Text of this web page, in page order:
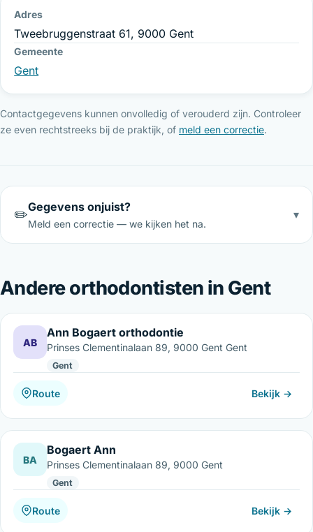
Adres
Tweebruggenstraat 61, 9000 Gent
Gemeente
Gent
Contactgegevens kunnen onvolledig of verouderd zijn. Controleer
ze even rechtstreeks bij de praktijk, of meld een correctie.
✏️Gegevens onjuist?
Meld een correctie — we kijken het na.
▾
Andere orthodontisten in Gent
AB
Ann Bogaert orthodontie
Prinses Clementinalaan 89, 9000 Gent Gent
Gent
Route Bekijk →
BA
Bogaert Ann
Prinses Clementinalaan 89, 9000 Gent
Gent
Route Bekijk →